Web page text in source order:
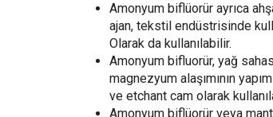
Amonyum biflüorür ayrıca
ajan, tekstil endüstrisinde
Olarak da kullanılabilir.
Amonyum bifluorür, yağ
magnezyum alaşımının
ve etchant cam olarak
Amonyum biflüorür veya